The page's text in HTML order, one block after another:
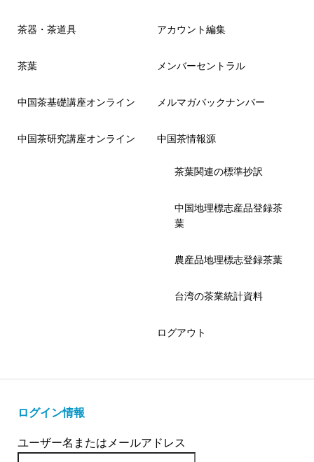
茶器・茶道具
茶葉
中国茶基礎講座オンライン
中国茶研究講座オンライン
アカウント編集
メンバーセントラル
メルマガバックナンバー
中国茶情報源
茶葉関連の標準抄訳
中国地理標志産品登録茶
葉
農産品地理標志登録茶葉
台湾の茶業統計資料
ログアウト
ログイン情報
ユーザー名またはメールアドレス